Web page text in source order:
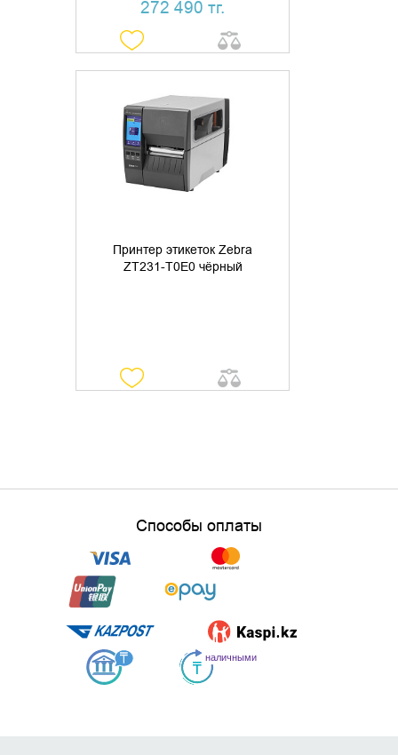
272 490 тг.
Принтер этикеток Zebra
ZT231-T0E0 чёрный
УТОЧНИТЬ НАЛИЧИЕ
Способы оплаты